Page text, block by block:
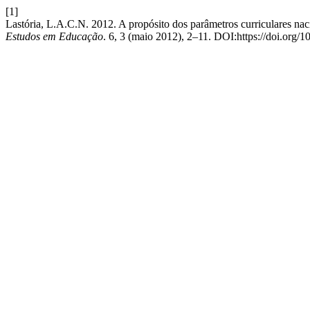
[1]
Lastória, L.A.C.N. 2012. A propósito dos parâmetros curriculares
Estudos em Educação. 6, 3 (maio 2012), 2–11. DOI:https://doi.org/